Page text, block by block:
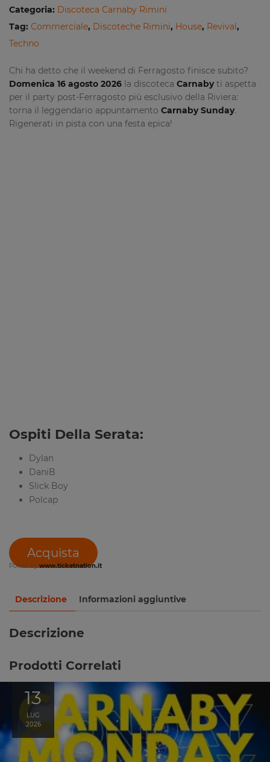
Categoria: Discoteca Carnaby Rimini
Tag: Commerciale, Discoteche Rimini, House, Revival,
Techno
Chi ha detto che il weekend di Ferragosto finisce subito?
Domenica 16 agosto 2026 la discoteca Carnabyti aspetta
per il party post-Ferragosto più esclusivo della Riviera:
torna il leggendario appuntamento Carnaby Sunday.
Rigenerati in pista con una festa epica!
Ospiti Della Serata:
Dylan
DaniB
Slick Boy
Polcap
Acquista
Power by www.ticketnation.it
Descrizione Informazioni aggiuntive
Descrizione
Prodotti Correlati
13
LUG
2026